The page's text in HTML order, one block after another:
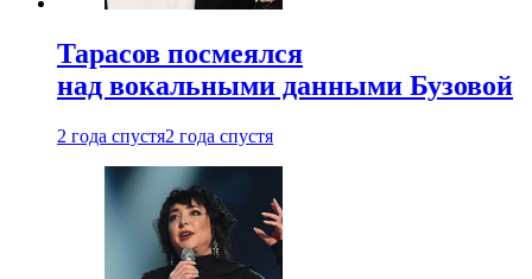
Тарасов посмеялся
над вокальными данными Бузовой
2 года спустя2 года спустя